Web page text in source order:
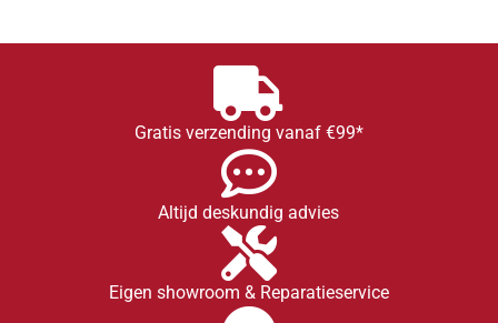
Gratis verzending vanaf €99*
Altijd deskundig advies
Eigen showroom & Reparatieservice